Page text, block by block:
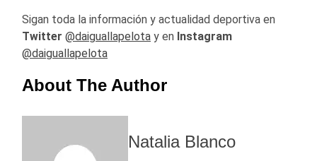
Sigan toda la información y actualidad deportiva en
Twitter @daiguallapelota y en Instagram
@daiguallapelota
About The Author
Natalia Blanco